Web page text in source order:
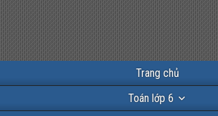
Trang chủ
Toán lớp 6